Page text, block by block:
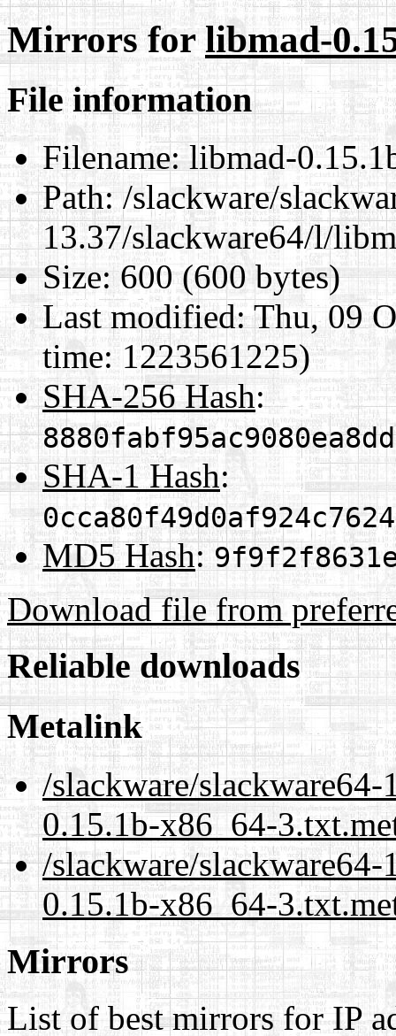
Mirrors forlibmad-
File information
Filename:libmad-
Path:/slackware/
13.37/slackware64/l/
Size:600 (600 bytes)
Last modified:Thu, 09
time: 1223561225)
SHA-256 Hash:
SHA-1 Hash:
MD5 Hash:
Download file from
Reliable downloads
Metalink
/slackware/
0.15.1b-x86_64-
/slackware/
0.15.1b-x86_64-
Mirrors
List of best mirrors for IP